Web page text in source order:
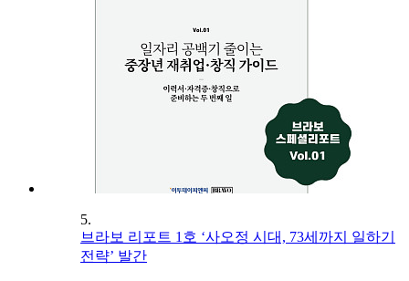
5.
브라보 리포트 1호 ‘사오정 시대, 73세까지 일하기
전략’ 발간